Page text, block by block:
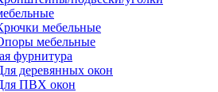
мебельные
мебельные
фурнитура
деревянных окон
ПВХ окон